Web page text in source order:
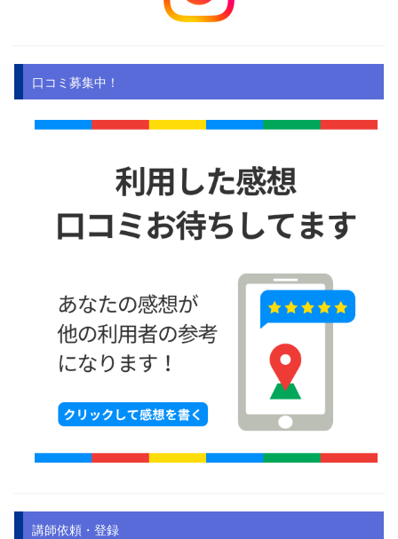
口コミ募集中！
講師依頼・登録